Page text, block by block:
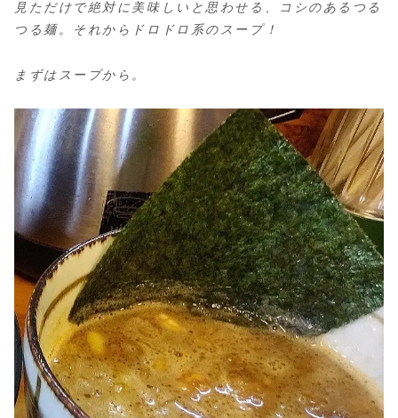
見ただけで絶対に美味しいと思わせる、コシのあるつる
つる麺。それからドロドロ系のスープ！
まずはスープから。